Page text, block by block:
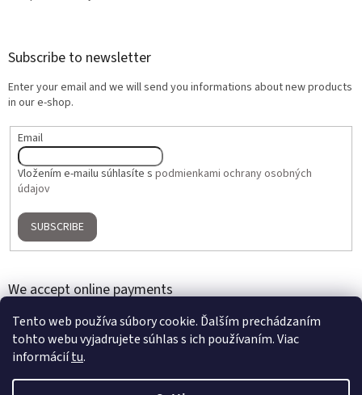
Tento web používa súbory cookie. Ďalším prechádzaním
tohto webu vyjadrujete súhlas s ich používaním. Viac
informáciítu.
Subscribe to newsletter
Enter your email and we will send you informations about new products
in our e-shop.
Email
Vložením e-mailu súhlasíte s podmienkami ochrany osobných
údajov
SUBSCRIBE
We accept online payments